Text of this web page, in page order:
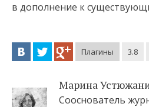
в дополнение к
Плагины 3.8
Марина
Сооснователь